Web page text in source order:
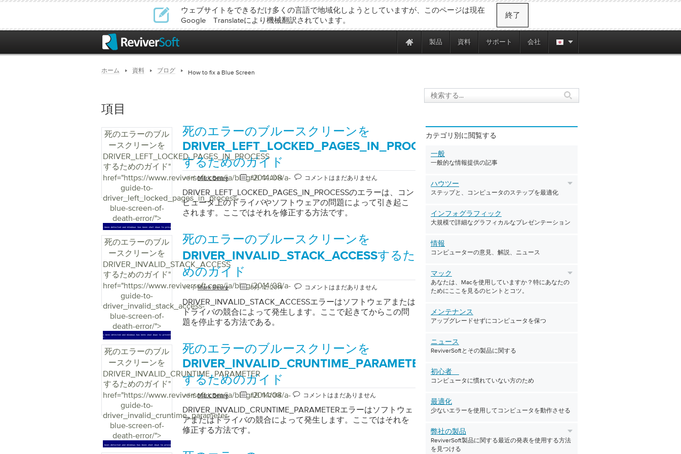
ウェブサイトをできるだけ多くの言語で地域化しようとしていますが、このページは現在
Google Translateにより機械翻訳されています。
終了
製品 資料 サポート 会社
ホーム 資料 ブログ How to fix a Blue Screen
項目
死のエラーのブル
ースクリーンを
DRIVER_LEFT_LOCKED_PAGES_IN_PROCESS
するためのガイド"
href="https://www.reviversoft.com/ja/blog/2014/08/a-
guide-to-
driver_left_locked_pages_in_process-
blue-screen-of-
death-error/">
死のエラーのブルースクリーンを
DRIVER_LEFT_LOCKED_PAGES_IN_PROCESS
するためのガイド
バイMark Beare 8月 12, 2014 コメントはまだありません
DRIVER_LEFT_LOCKED_PAGES_IN_PROCESSのエラーは、コン
ピュータ上のドライバやソフトウェアの問題によって引き起こ
されます。ここではそれを修正する方法です。
死のエラーのブル
ースクリーンを
DRIVER_INVALID_STACK_ACCESS
するためのガイド"
href="https://www.reviversoft.com/ja/blog/2014/08/a-
guide-to-
driver_invalid_stack_access-
blue-screen-of-
death-error/">
死のエラーのブルースクリーンを
DRIVER_INVALID_STACK_ACCESSするた
めのガイド
バイMark Beare 8月 12, 2014 コメントはまだありません
DRIVER_INVALID_STACK_ACCESSエラーはソフトウェアまたは
ドライバの競合によって発生します。ここで起きてからこの問
題を停止する方法である。
死のエラーのブル
ースクリーンを
DRIVER_INVALID_CRUNTIME_PARAMETER
するためのガイド"
href="https://www.reviversoft.com/ja/blog/2014/08/a-
guide-to-
driver_invalid_cruntime_parameter-
blue-screen-of-
death-error/">
死のエラーのブルースクリーンを
DRIVER_INVALID_CRUNTIME_PARAMETER
するためのガイド
バイMark Beare 8月 11, 2014 コメントはまだありません
DRIVER_INVALID_CRUNTIME_PARAMETERエラーはソフトウェ
アまたはドライバの競合によって発生します。ここではそれを
修正する方法です。
カテゴリ別に閲覧する
一般
一般的な情報提供の記事
ハウツー
ステップと、コンピュータのステップを最適化
インフォグラフィック
大規模で詳細なグラフィカルなプレゼンテーション
情報
コンピューターの意見、解説、ニュース
マック
あなたは、Macを使用していますか？特にあなたの
ためにここを見るのヒントとコツ。
メンテナンス
アップグレードせずにコンピュータを保つ
ニュース
ReviverSoftとその製品に関する
初心者
コンピュータに慣れていない方のため
最適化
少ないエラーを使用してコンピュータを動作させる
弊社の製品
ReviverSoft製品に関する最近の発表を使用する方法
を見つける